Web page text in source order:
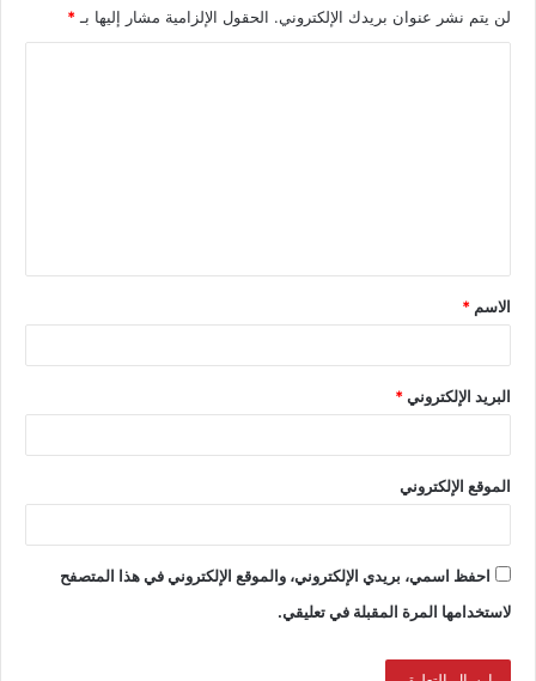
لن يتم نشر عنوان بريدك الإلكتروني. الحقول الإلزامية مشار إليها بـ *
الاسم *
البريد الإلكتروني*
الموقع الإلكتروني
احفظ اسمي، بريدي الإلكتروني، والموقع الإلكتروني في هذا المتصفح
لاستخدامها المرة المقبلة في تعليقي.